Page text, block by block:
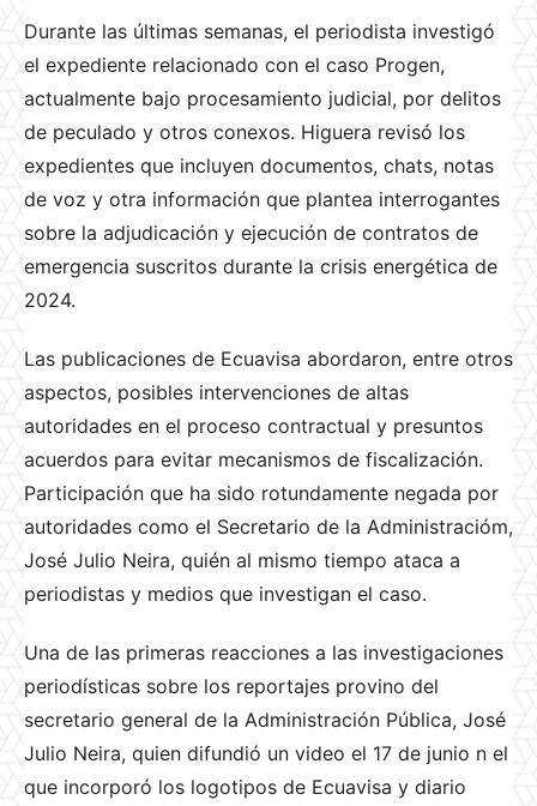
Durante las últimas semanas, el periodista investigó
el expediente relacionado con el caso Progen,
actualmente bajo procesamiento judicial, por delitos
de peculado y otros conexos. Higuera revisó los
expedientes que incluyen documentos, chats, notas
de voz y otra información que plantea interrogantes
sobre la adjudicación y ejecución de contratos de
emergencia suscritos durante la crisis energética de
2024.
Las publicaciones de Ecuavisa abordaron, entre otros
aspectos, posibles intervenciones de altas
autoridades en el proceso contractual y presuntos
acuerdos para evitar mecanismos de fiscalización.
Participación que ha sido rotundamente negada por
autoridades como el Secretario de la Administracióm,
José Julio Neira, quién al mismo tiempo ataca a
periodistas y medios que investigan el caso.
Una de las primeras reacciones a las investigaciones
periodísticas sobre los reportajes provino del
secretario general de la Administración Pública, José
Julio Neira, quien difundió un video el 17 de junio n el
que incorporó los logotipos de Ecuavisa y diario